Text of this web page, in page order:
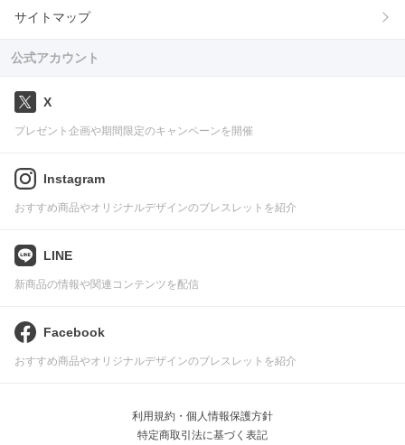
サイトマップ
公式アカウント
X
プレゼント企画や期間限定のキャンペーンを開催
Instagram
おすすめ商品やオリジナルデザインのブレスレットを紹介
LINE
新商品の情報や関連コンテンツを配信
Facebook
おすすめ商品やオリジナルデザインのブレスレットを紹介
利用規約・個人情報保護方針
特定商取引法に基づく表記